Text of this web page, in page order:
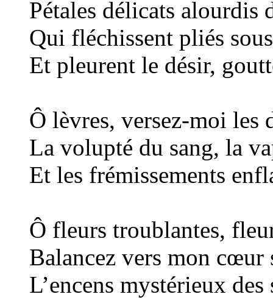
Pétales délicats alourdis
Qui fléchissent pliés
Et pleurent le désir,
Ô lèvres, versez-moi les
La volupté du sang, la
Et les frémissements
Ô fleurs troublantes,
Balancez vers mon cœur
L’encens mystérieux